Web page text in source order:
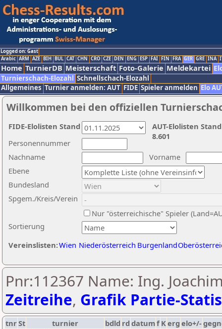
Logged on: Gast
Arabic ARM AZE BIH BUL CAT CHN CRO CZE DEN ENG ESP FAI FIN FRA GER GRE INA
Home TurnierDB Meisterschaft Foto-Galerie Meldekartei
Turnierschach-Elozahl Schnellschach-Elozahl
Allgemeines Turnier anmelden: AUT FIDE Spieler anmelden Elo
Willkommen bei den offiziellen
Nachname
Vorname
Ebene
Sortierung
Personennummer
Bundesland
Spgem./Kreis/Verein
Nur "österreichische" Spieler
Vereinslisten:Wien Niederösterreich Burgenland
AUT-Elolisten
8.601
FIDE-Elolisten Stand
Pnr:112367 Name: Ing.
Zeitreihe, Grafik Partie-
tnrSt turnier bdld rd datumf Kerg elo+/-